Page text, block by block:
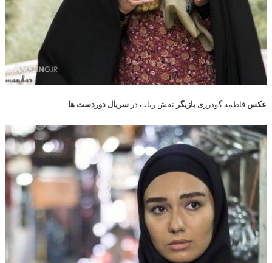
عکسفاطمه گودرزی بازیگر نقش رباب در سریال دوردست ها